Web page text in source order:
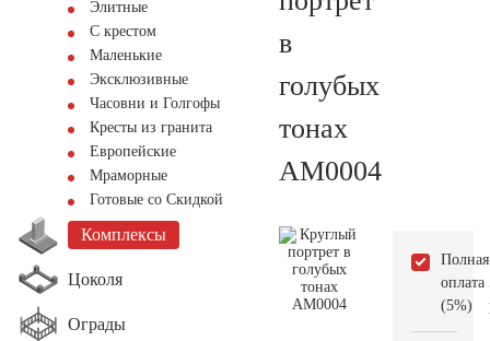
Элитные
С крестом
Маленькие
Эксклюзивные
Часовни и Голгофы
Кресты из гранита
Европейские
Мраморные
Готовые со Скидкой
Комплексы
Цоколя
Ограды
в
голубых
тонах
AM0004
Полная
оплата
(5%)